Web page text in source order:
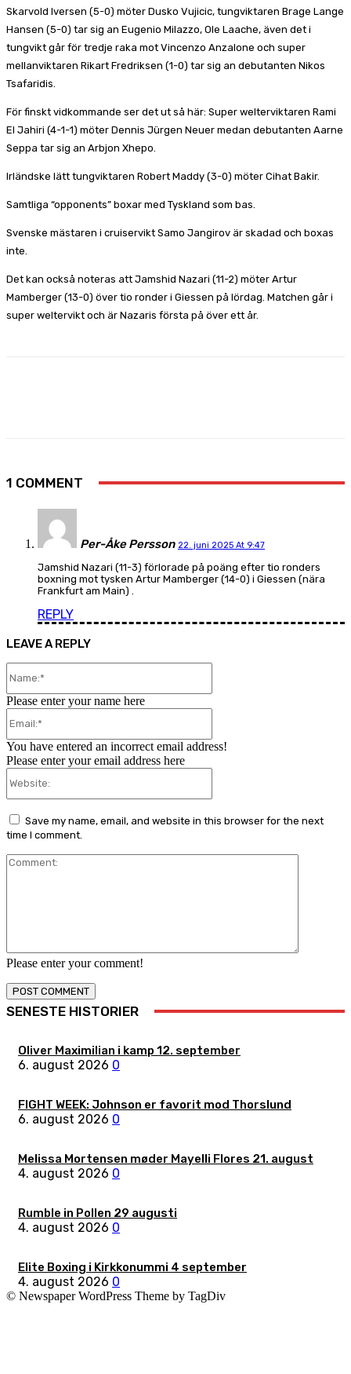
Skarvold Iversen (5-0) möter Dusko Vujicic, tungviktaren Brage Lange
Hansen (5-0) tar sig an Eugenio Milazzo, Ole Laache, även det i
tungvikt går för tredje raka mot Vincenzo Anzalone och super
mellanviktaren Rikart Fredriksen (1-0) tar sig an debutanten Nikos
Tsafaridis.
För finskt vidkommande ser det ut så här: Super welterviktaren Rami
El Jahiri (4-1-1) möter Dennis Jürgen Neuer medan debutanten Aarne
Seppa tar sig an Arbjon Xhepo.
Irländske lätt tungviktaren Robert Maddy (3-0) möter Cihat Bakir.
Samtliga “opponents” boxar med Tyskland som bas.
Svenske mästaren i cruiservikt Samo Jangirov är skadad och boxas
inte.
Det kan också noteras att Jamshid Nazari (11-2) möter Artur
Mamberger (13-0) över tio ronder i Giessen på lördag. Matchen går i
super weltervikt och är Nazaris första på över ett år.
1 COMMENT
Per-Åke Persson 22. juni 2025 At 9:47
Jamshid Nazari (11-3) förlorade på poäng efter tio ronders
boxning mot tysken Artur Mamberger (14-0) i Giessen (nära
Frankfurt am Main) .
REPLY
LEAVE A REPLY
Please enter your comment!
Please enter your name here
You have entered an incorrect email address!
Please enter your email address here
Save my name, email, and website in this browser for the next
time I comment.
SENESTE HISTORIER
Oliver Maximilian i kamp 12. september
6. august 2026 0
FIGHT WEEK: Johnson er favorit mod Thorslund
6. august 2026 0
Melissa Mortensen møder Mayelli Flores 21. august
4. august 2026 0
Rumble in Pollen 29 augusti
4. august 2026 0
Elite Boxing i Kirkkonummi 4 september
4. august 2026 0
© Newspaper WordPress Theme by TagDiv